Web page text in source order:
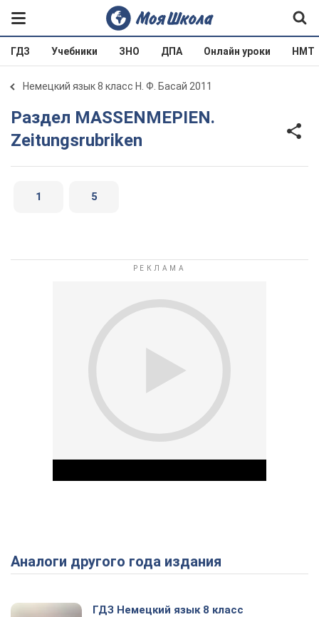
ГДЗ Учебники ЗНО ДПА Онлайн уроки НМТ
Немецкий язык 8 класс Н. Ф. Басай 2011
Раздел MASSENMEPIEN.
Zeitungsrubriken
1 5
Play Video
Аналоги другого года издания
ГДЗ Немецкий язык 8 класс